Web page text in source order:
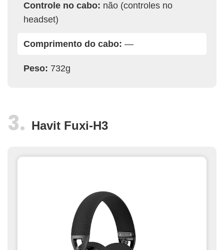
Controle no cabo: não (controles no
headset)
Comprimento do cabo: —
Peso: 732g
Havit Fuxi-H3